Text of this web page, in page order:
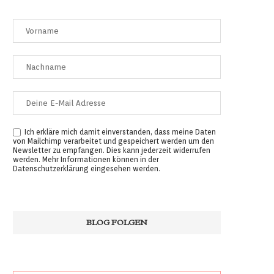
Ich erkläre mich damit einverstanden, dass meine Daten
von Mailchimp verarbeitet und gespeichert werden um den
Newsletter zu empfangen. Dies kann jederzeit widerrufen
werden. Mehr Informationen können in der
Datenschutzerklärung eingesehen werden.